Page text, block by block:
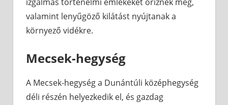
valamint lenyűgöző kilátást nyújtanak a
környező vidékre.
Mecsek-hegység
A Mecsek-hegység a Dunántúli középhegység
déli részén helyezkedik el, és gazdag